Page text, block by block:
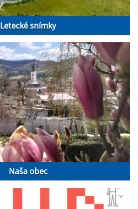
Letecké snímky
Naša obec